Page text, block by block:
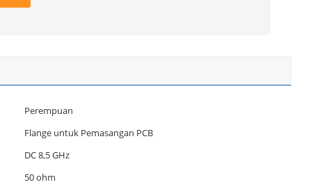
Perempuan
Flange untuk Pemasangan PCB
DC 8,5 GHz
50 ohm